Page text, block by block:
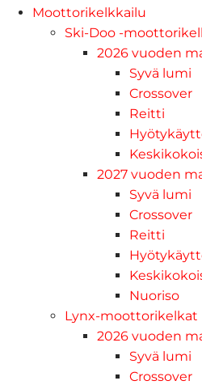
Moottorikelkkailu
Ski-Doo -
2026 vuoden
Syvä lumi
Crossover
Reitti
2027 vuoden
Syvä lumi
Crossover
Reitti
Nuoriso
Lynx-moottorikelkat
2026 vuoden
Syvä lumi
Crossover